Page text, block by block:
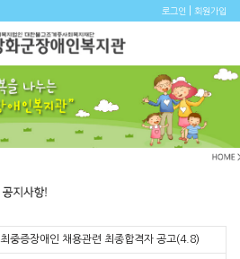
로그인 회원가입
최중증장애인 채용관련 최종합격자 공고(4.8)